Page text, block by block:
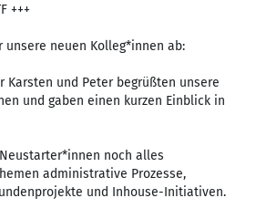
+++
unsere neuen Kolleg*innen ab:
Karsten und Peter begrüßten unsere
und gaben einen kurzen Einblick in
noch alles
administrative Prozesse,
und Inhouse-Initiativen.